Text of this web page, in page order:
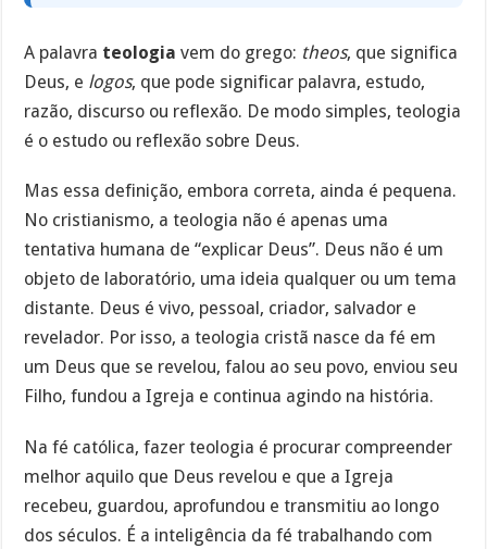
A palavra teologia vem do grego: theos, que significa
Deus, e logos, que pode significar palavra, estudo,
razão, discurso ou reflexão. De modo simples, teologia
é o estudo ou reflexão sobre Deus.
Mas essa definição, embora correta, ainda é pequena.
No cristianismo, a teologia não é apenas uma
tentativa humana de “explicar Deus”. Deus não é um
objeto de laboratório, uma ideia qualquer ou um tema
distante. Deus é vivo, pessoal, criador, salvador e
revelador. Por isso, a teologia cristã nasce da fé em
um Deus que se revelou, falou ao seu povo, enviou seu
Filho, fundou a Igreja e continua agindo na história.
Na fé católica, fazer teologia é procurar compreender
melhor aquilo que Deus revelou e que a Igreja
recebeu, guardou, aprofundou e transmitiu ao longo
dos séculos. É a inteligência da fé trabalhando com